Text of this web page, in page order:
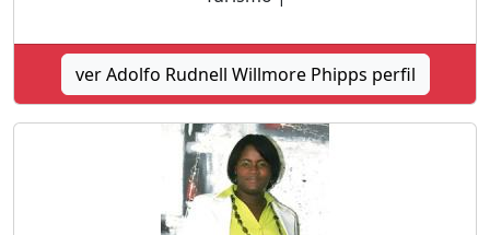
ver Adolfo Rudnell Willmore Phipps perfil